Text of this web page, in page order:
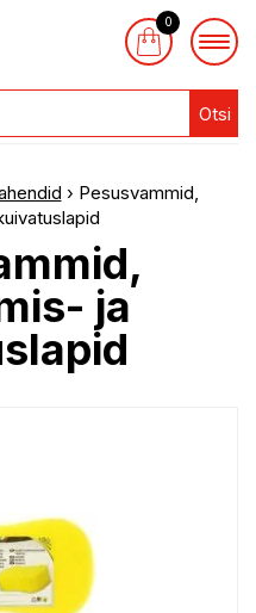
Otsi
0
› Pesusvammid,
ja